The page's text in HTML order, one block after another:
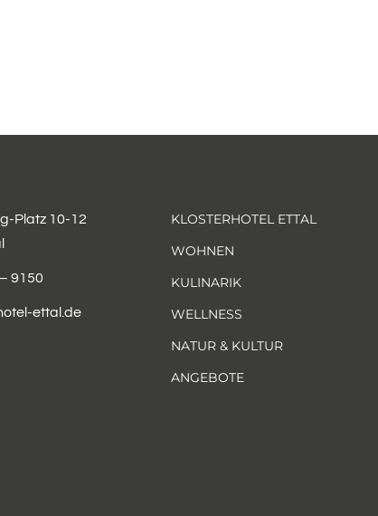
Platz 10-12
9150
ettal.de
KLOSTERHOTEL ETTAL
WOHNEN
KULINARIK
WELLNESS
NATUR & KULTUR
ANGEBOTE